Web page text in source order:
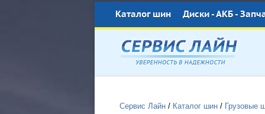
Каталог шин Диски - АКБ -
Сервис Лайн / Каталог шин / Грузовые